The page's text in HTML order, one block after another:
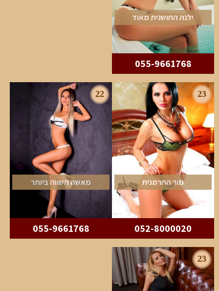
ילנה החושנית מאוד
055-9661768
23
מור החרמנית
052-8000020
22
מאשה השווה ביותר
055-9661768
23